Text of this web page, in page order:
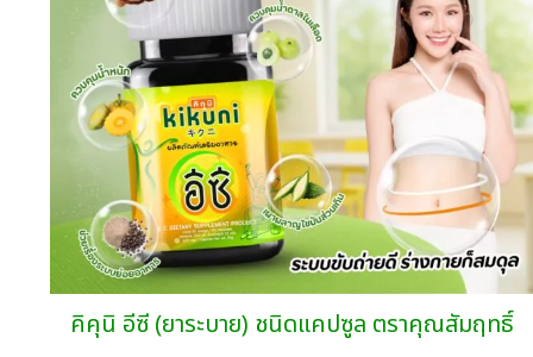
คิคุนิ อีซี (ยาระบาย) ชนิดแคปซูล ตราคุณสัมฤทธิ์